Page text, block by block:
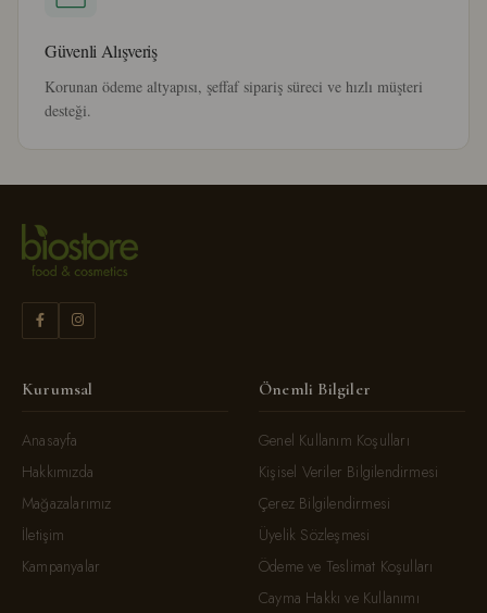
Güvenli Alışveriş
Korunan ödeme altyapısı, şeffaf sipariş süreci ve hızlı müşteri
desteği.
Kurumsal
Anasayfa
Hakkımızda
Mağazalarımız
İletişim
Kampanyalar
Önemli Bilgiler
Genel Kullanım Koşulları
Kişisel Veriler Bilgilendirmesi
Çerez Bilgilendirmesi
Üyelik Sözleşmesi
Ödeme ve Teslimat Koşulları
Cayma Hakkı ve Kullanımı